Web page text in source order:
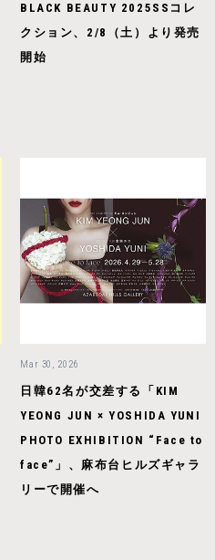
BLACK BEAUTY 2025SSコレ
クション、2/8（土）より発売
開始
Mar 30, 2026
日韓62名が交差する「KIM
YEONG JUN × YOSHIDA YUNI
PHOTO EXHIBITION “Face to
face”」、麻布台ヒルズギャラ
リーで開催へ